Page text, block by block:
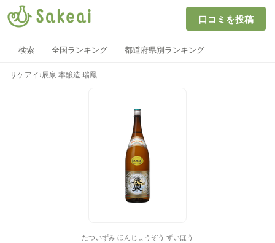
口コミを投稿
検索 全国ランキング 都道府県別ランキング
サケアイ ›辰泉 本醸造 瑞鳳
たついずみ ほんじょうぞう ずいほう